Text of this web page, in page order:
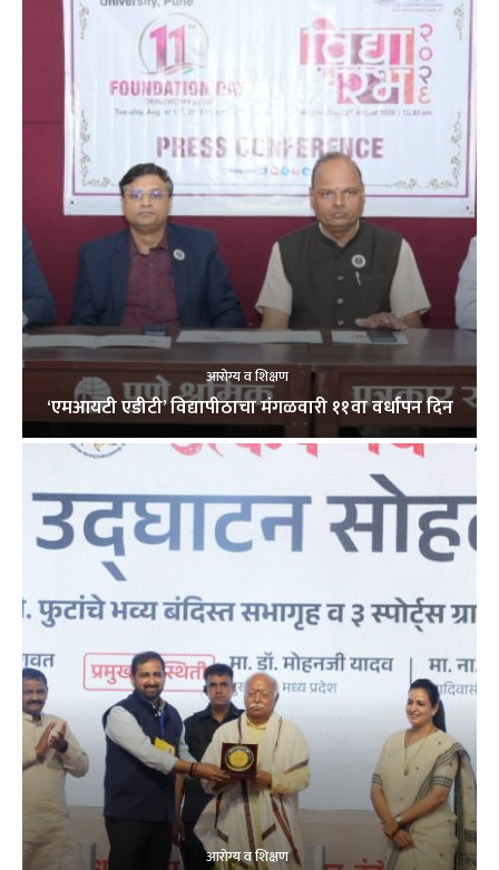
आरोग्य व शिक्षण
‘एमआयटी एडीटी’ विद्यापीठाचा मंगळवारी ११वा वर्धापन दिन
आरोग्य व शिक्षण